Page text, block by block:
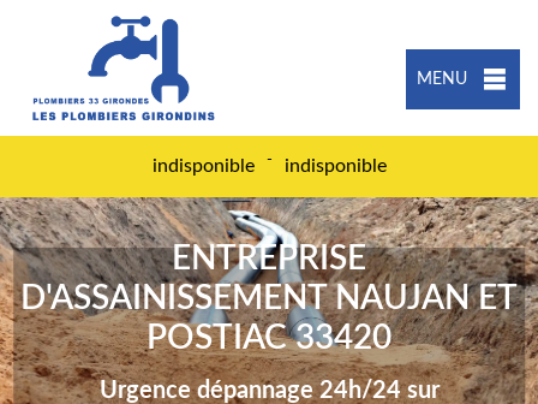
MENU
indisponible - indisponible
ENTREPRISE
D'ASSAINISSEMENT NAUJAN ET
POSTIAC 33420
Urgence dépannage 24h/24 sur